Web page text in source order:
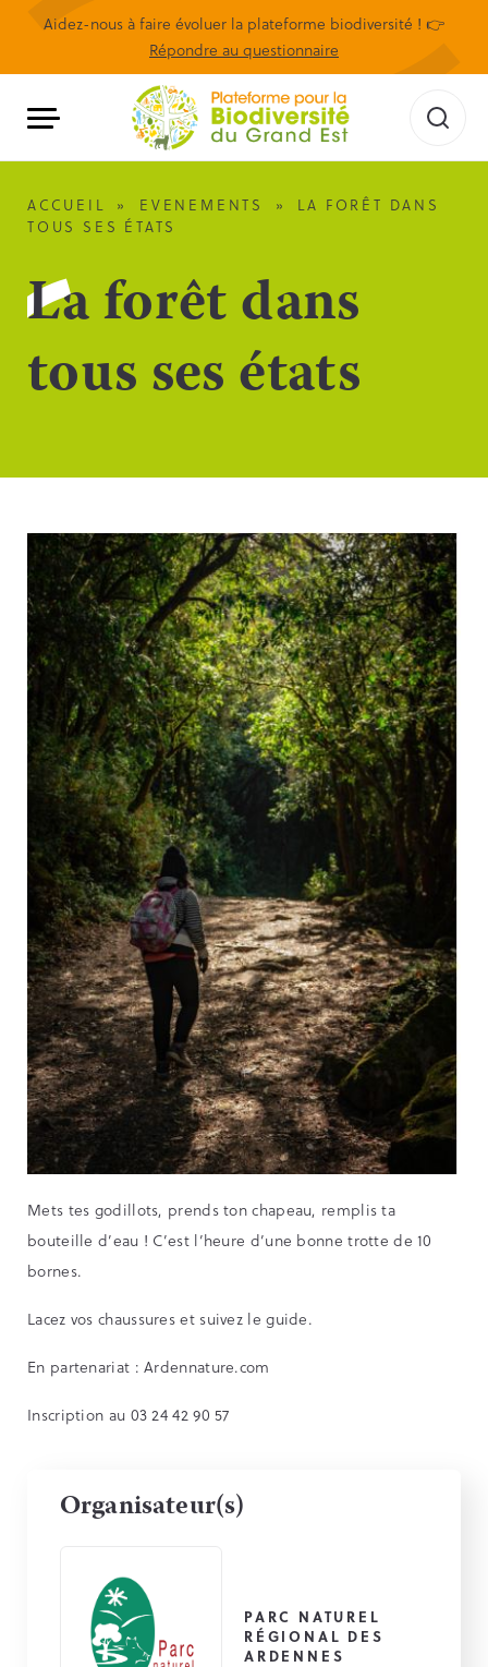
Aidez-nous à faire évoluer la plateforme biodiversité ! 👉
Répondre au questionnaire
ACCUEIL » EVENEMENTS »
LA FORÊT DANS
TOUS SES ÉTATS
La forêt dans
tous ses états
Mets tes godillots, prends ton chapeau, remplis ta
bouteille d’eau ! C’est l’heure d’une bonne trotte de 10
bornes.
Lacez vos chaussures et suivez le guide.
En partenariat : Ardennature.com
Inscription au 03 24 42 90 57
Organisateur(s)
PARC NATUREL
RÉGIONAL DES
ARDENNES